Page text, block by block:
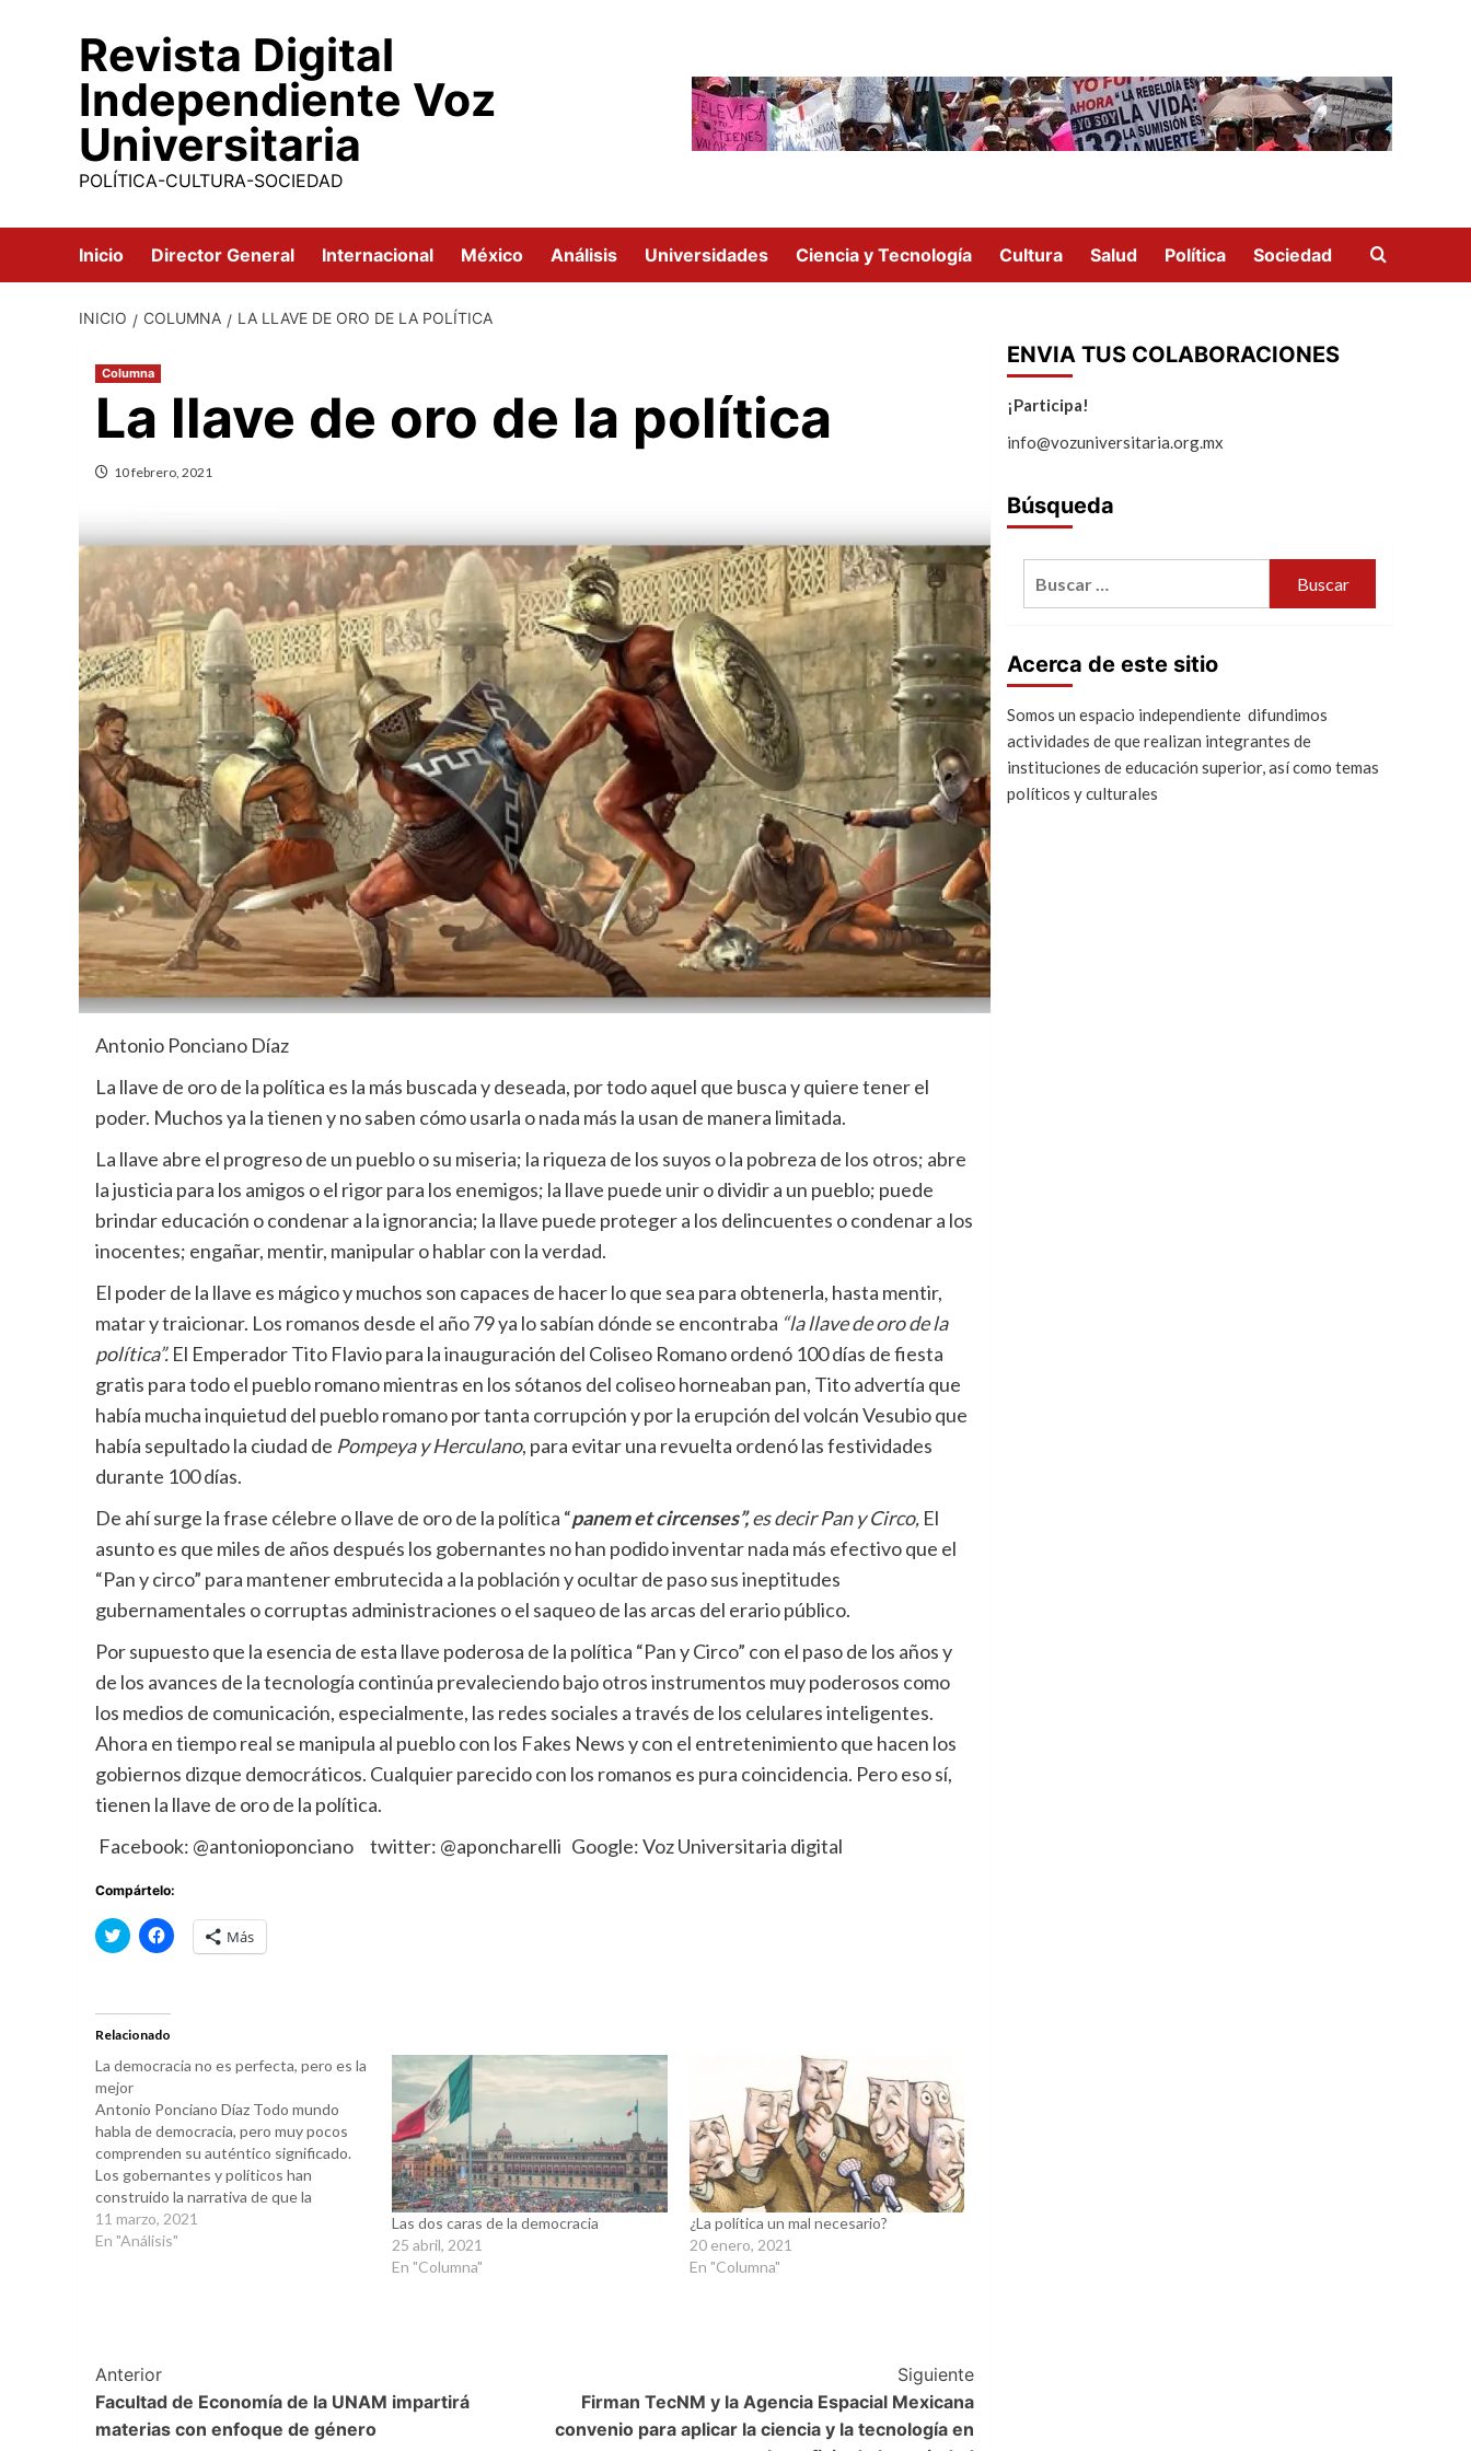
Revista Digital
Independiente Voz
Universitaria
POLÍTICA-CULTURA-SOCIEDAD
Inicio Director General Internacional México Análisis Universidades Ciencia y Tecnología Cultura Salud Política Sociedad
INICIO COLUMNA LA LLAVE DE ORO DE LA POLÍTICA
Columna
La llave de oro de la política
10 febrero, 2021
Antonio Ponciano Díaz
La llave de oro de la política es la más buscada y deseada, por todo aquel que busca y quiere tener el
poder. Muchos ya la tienen y no saben cómo usarla o nada más la usan de manera limitada.
La llave abre el progreso de un pueblo o su miseria; la riqueza de los suyos o la pobreza de los otros; abre
la justicia para los amigos o el rigor para los enemigos; la llave puede unir o dividir a un pueblo; puede
brindar educación o condenar a la ignorancia; la llave puede proteger a los delincuentes o condenar a los
inocentes; engañar, mentir, manipular o hablar con la verdad.
El poder de la llave es mágico y muchos son capaces de hacer lo que sea para obtenerla, hasta mentir,
matar y traicionar. Los romanos desde el año 79 ya lo sabían dónde se encontraba “la llave de oro de la
política”. El Emperador Tito Flavio para la inauguración del Coliseo Romano ordenó 100 días de fiesta
gratis para todo el pueblo romano mientras en los sótanos del coliseo horneaban pan, Tito advertía que
había mucha inquietud del pueblo romano por tanta corrupción y por la erupción del volcán Vesubio que
había sepultado la ciudad de Pompeya y Herculano, para evitar una revuelta ordenó las festividades
durante 100 días.
De ahí surge la frase célebre o llave de oro de la política “panem et circenses”,es decir Pan y Circo, El
asunto es que miles de años después los gobernantes no han podido inventar nada más efectivo que el
“Pan y circo” para mantener embrutecida a la población y ocultar de paso sus ineptitudes
gubernamentales o corruptas administraciones o el saqueo de las arcas del erario público.
Por supuesto que la esencia de esta llave poderosa de la política “Pan y Circo” con el paso de los años y
de los avances de la tecnología continúa prevaleciendo bajo otros instrumentos muy poderosos como
los medios de comunicación, especialmente, las redes sociales a través de los celulares inteligentes.
Ahora en tiempo real se manipula al pueblo con los Fakes News y con el entretenimiento que hacen los
gobiernos dizque democráticos. Cualquier parecido con los romanos es pura coincidencia. Pero eso sí,
tienen la llave de oro de la política.
Facebook: @antonioponciano twitter: @aponcharelli Google: Voz Universitaria digital
Compártelo:
Haz
clic
(Se
abre
en
una
ventana
nueva)
Haz
clic
(Se
abre
en
una
ventana
Más
Relacionado
La democracia no es perfecta, pero es la
mejor
Antonio Ponciano Díaz Todo mundo
habla de democracia, pero muy pocos
comprenden su auténtico significado.
Los gobernantes y políticos han
construido la narrativa de que la
democracia es la gran panacea para
alcanzar el, tan anhelado, sueño de
11 marzo, 2021
En "Análisis"
Las dos caras de la democracia
25 abril, 2021
En "Columna"
¿La política un mal necesario?
20 enero, 2021
En "Columna"
Post
Navigation
Anterior
Facultad de Economía de la UNAM impartirá
materias con enfoque de género
Siguiente
Firman TecNM y la Agencia Espacial Mexicana
convenio para aplicar la ciencia y la tecnología en
ENVIA TUS COLABORACIONES
¡Participa!
info@vozuniversitaria.org.mx
Búsqueda
Acerca de este sitio
Somos un espacio independiente difundimos
actividades de que realizan integrantes de
instituciones de educación superior, así como temas
políticos y culturales